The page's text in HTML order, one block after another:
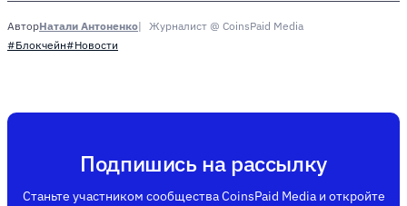
АвторНатали Антоненко
Журналист @ CoinsPaid Media
#Блокчейн#Новости
Подпишись на рассылку
Станьте участником сообщества CoinsPaid Media и откройте